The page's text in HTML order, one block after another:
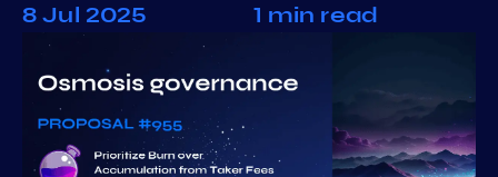
8 Jul 2025 1 min read